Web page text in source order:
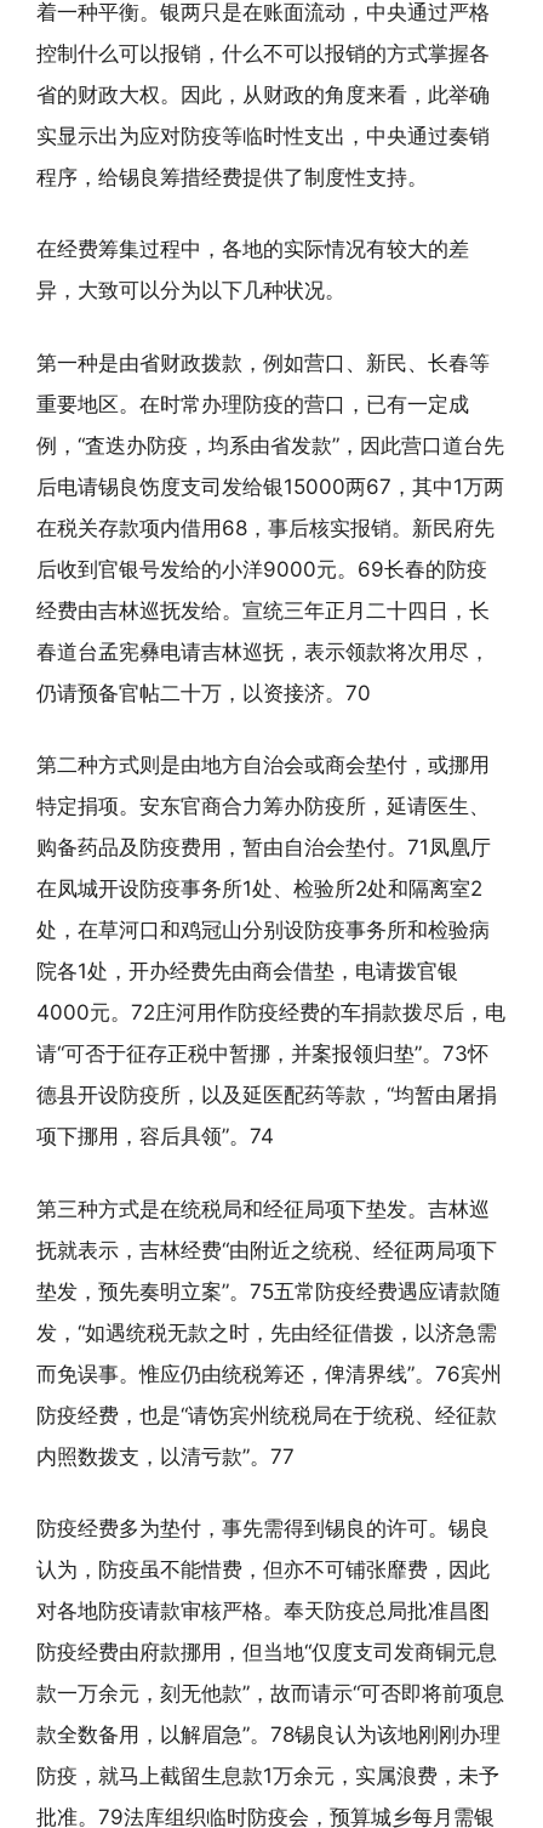
着一种平衡。银两只是在账面流动，中央通过严格
控制什么可以报销，什么不可以报销的方式掌握各
省的财政大权。因此，从财政的角度来看，此举确
实显示出为应对防疫等临时性支出，中央通过奏销
程序，给锡良筹措经费提供了制度性支持。
在经费筹集过程中，各地的实际情况有较大的差
异，大致可以分为以下几种状况。
第一种是由省财政拨款，例如营口、新民、长春等
重要地区。在时常办理防疫的营口，已有一定成
例，“査迭办防疫，均系由省发款”，因此营口道台先
后电请锡良饬度支司发给银15000两67，其中1万两
在税关存款项内借用68，事后核实报销。新民府先
后收到官银号发给的小洋9000元。69长春的防疫
经费由吉林巡抚发给。宣统三年正月二十四日，长
春道台孟宪彝电请吉林巡抚，表示领款将次用尽，
仍请预备官帖二十万，以资接济。70
第二种方式则是由地方自治会或商会垫付，或挪用
特定捐项。安东官商合力筹办防疫所，延请医生、
购备药品及防疫费用，暂由自治会垫付。71凤凰厅
在凤城开设防疫事务所1处、检验所2处和隔离室2
处，在草河口和鸡冠山分别设防疫事务所和检验病
院各1处，开办经费先由商会借垫，电请拨官银
4000元。72庄河用作防疫经费的车捐款拨尽后，电
请“可否于征存正税中暂挪，并案报领归垫”。73怀
德县开设防疫所，以及延医配药等款，“均暂由屠捐
项下挪用，容后具领”。74
第三种方式是在统税局和经征局项下垫发。吉林巡
抚就表示，吉林经费“由附近之统税、经征两局项下
垫发，预先奏明立案”。75五常防疫经费遇应请款随
发，“如遇统税无款之时，先由经征借拨，以济急需
而免误事。惟应仍由统税筹还，俾清界线”。76宾州
防疫经费，也是“请饬宾州统税局在于统税、经征款
内照数拨支，以清亏款”。77
防疫经费多为垫付，事先需得到锡良的许可。锡良
认为，防疫虽不能惜费，但亦不可铺张靡费，因此
对各地防疫请款审核严格。奉天防疫总局批准昌图
防疫经费由府款挪用，但当地“仅度支司发商铜元息
款一万余元，刻无他款”，故而请示“可否即将前项息
款全数备用，以解眉急”。78锡良认为该地刚刚办理
防疫，就马上截留生息款1万余元，实属浪费，未予
批准。79法库组织临时防疫会，预算城乡每月需银